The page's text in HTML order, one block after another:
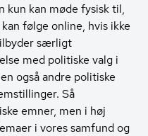
kun kan møde fysisk til,
følge online, hvis ikke
særligt
med politiske valg i
også andre politiske
Så
emner, men i høj
i vores samfund og